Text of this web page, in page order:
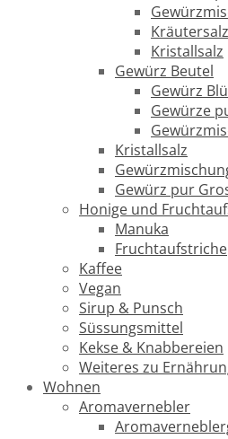
Kristallsalz
Gewürz Beutel
Gewürz
Gewürze
Kristallsalz
Gewürz pur
Honige und
Manuka
Fruchtaufstriche
Kaffee
Vegan
Sirup & Punsch
Süssungsmittel
Kekse & Knabbereien
Weiteres zu
Wohnen
Aromavernebler